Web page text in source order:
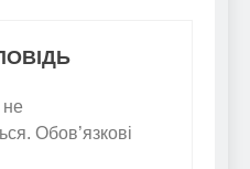
Обов’язкові